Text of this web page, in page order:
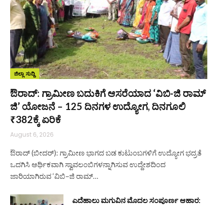
ಜಿಲ್ಲಾ ಸುದ್ದಿ
ಔರಾದ್: ಗ್ರಾಮೀಣ ಬದುಕಿಗೆ ಆಸರೆಯಾದ ‘ವಿಬಿ-ಜಿ ರಾಮ್
ಜಿ’ ಯೋಜನೆ – 125 ದಿನಗಳ ಉದ್ಯೋಗ, ದಿನಗೂಲಿ
₹382ಕ್ಕೆ ಏರಿಕೆ
August 6, 2026
ಔರಾದ್ (ಬೀದರ್): ಗ್ರಾಮೀಣ ಭಾಗದ ಬಡ ಕುಟುಂಬಗಳಿಗೆ ಉದ್ಯೋಗ ಭದ್ರತೆ
ಒದಗಿಸಿ ಆರ್ಥಿಕವಾಗಿ ಸ್ವಾವಲಂಬಿಗಳನ್ನಾಗಿಸುವ ಉದ್ದೇಶದಿಂದ
ಜಾರಿಯಾಗಿರುವ ‘ವಿಬಿ–ಜಿ ರಾಮ್…
ಎದೆಹಾಲು ಮಗುವಿನ ಮೊದಲ ಸಂಪೂರ್ಣ ಆಹಾರ: